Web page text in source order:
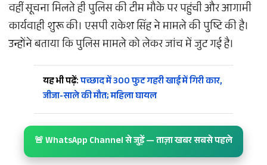
वहीं सूचना मिलते ही पुलिस की टीम मौके पर पहुंची और आगामी
कार्यवाही शुरू की। एसपी राकेश सिंह ने मामले की पुष्टि की है।
उन्होंने बताया कि पुलिस मामले को लेकर जांच में जुट गई है।
यह भी पढ़ें:पच्छाद में 300 फुट गहरी खाई में गिरी कार,
जीजा-साले की मौत; महिला घायल
🚨 WhatsApp Channel से जुड़ें — ताज़ा खबर सबसे पहले